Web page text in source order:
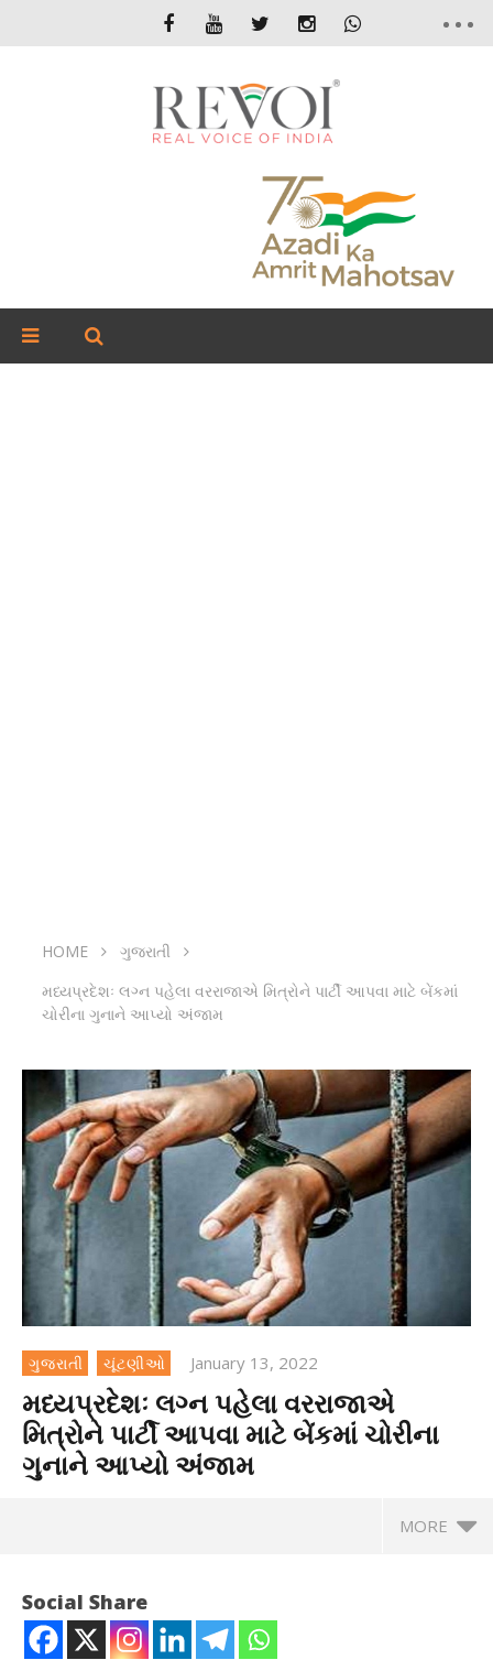
HOME
ગુજરાતી
મધ્યપ્રદેશઃ લગ્ન પહેલા વરરાજાએ મિત્રોને પાર્ટી આપવા માટે બેંકમાં
ચોરીના ગુનાને આપ્યો અંજામ
ગુજરાતી ચૂંટણીઓ January 13, 2022
મધ્યપ્રદેશઃ લગ્ન પહેલા વરરાજાએ
મિત્રોને પાર્ટી આપવા માટે બેંકમાં ચોરીના
ગુનાને આપ્યો અંજામ
MORE
Social Share